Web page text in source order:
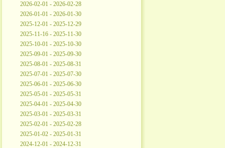
2026-02-01 - 2026-02-28
2026-01-01 - 2026-01-30
2025-12-01 - 2025-12-29
2025-11-16 - 2025-11-30
2025-10-01 - 2025-10-30
2025-09-01 - 2025-09-30
2025-08-01 - 2025-08-31
2025-07-01 - 2025-07-30
2025-06-01 - 2025-06-30
2025-05-01 - 2025-05-31
2025-04-01 - 2025-04-30
2025-03-01 - 2025-03-31
2025-02-01 - 2025-02-28
2025-01-02 - 2025-01-31
2024-12-01 - 2024-12-31